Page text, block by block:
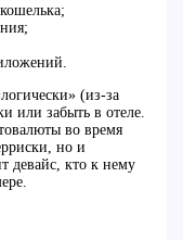
(из-за
или забыть в отеле.
во время
но и
девайс, кто к нему